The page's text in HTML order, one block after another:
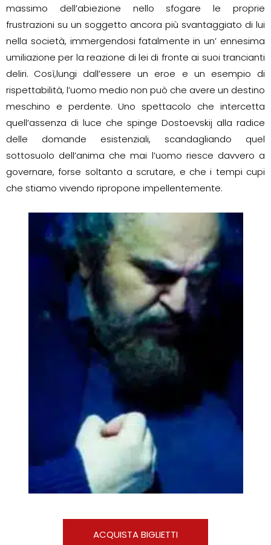
massimo dell’abiezione nello sfogare le proprie
frustrazioni su un soggetto ancora più svantaggiato di lui
nella società, immergendosi fatalmente in un’ ennesima
umiliazione per la reazione di lei di fronte ai suoi trancianti
deliri. Così,lungi dall’essere un eroe e un esempio di
rispettabilità, l’uomo medio non può che avere un destino
meschino e perdente. Uno spettacolo che intercetta
quell’assenza di luce che spinge Dostoevskij alla radice
delle domande esistenziali, scandagliando quel
sottosuolo dell’anima che mai l’uomo riesce davvero a
governare, forse soltanto a scrutare, e che i tempi cupi
che stiamo vivendo ripropone impellentemente.
ACQUISTA BIGLIETTI